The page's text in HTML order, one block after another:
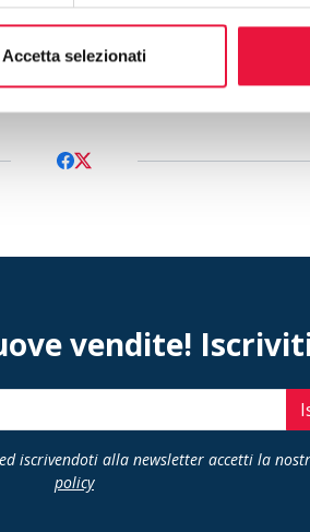
Accetta selezionati
condizioni della vendita, per
res, vedere la scheda pubblicata
vendite!
iscrivendoti alla newsletter accetti la
policy